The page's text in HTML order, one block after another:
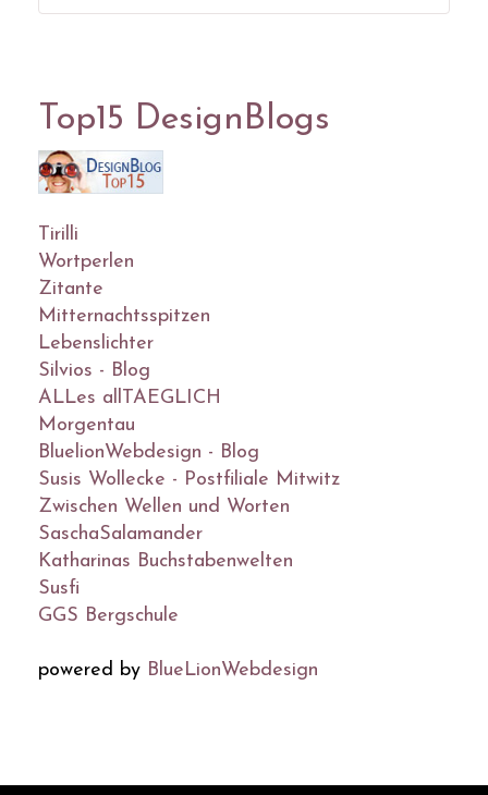
Top15 DesignBlogs
Tirilli
Wortperlen
Zitante
Mitternachtsspitzen
Lebenslichter
Silvios - Blog
ALLes allTAEGLICH
Morgentau
BluelionWebdesign - Blog
Susis Wollecke - Postfiliale Mitwitz
Zwischen Wellen und Worten
SaschaSalamander
Katharinas Buchstabenwelten
Susfi
GGS Bergschule
powered by BlueLionWebdesign